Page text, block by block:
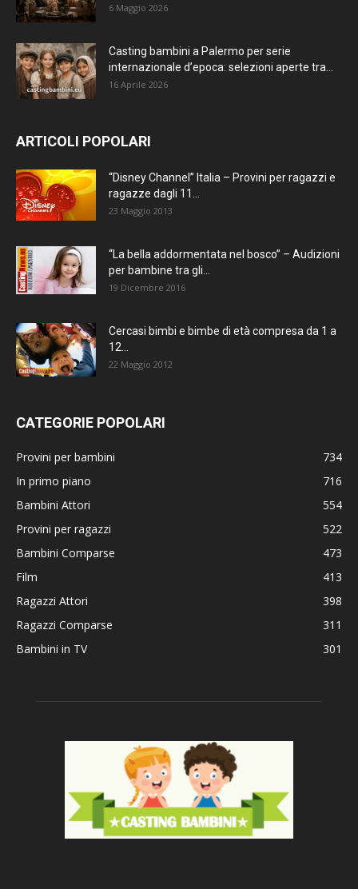
6 Maggio 2026
Casting bambini a Palermo per serie
internazionale d’epoca: selezioni aperte tra...
16 Aprile 2026
ARTICOLI POPOLARI
“Disney Channel” Italia – Provini per ragazzi e
ragazze dagli 11...
23 Maggio 2013
“La bella addormentata nel bosco” – Audizioni
per bambine tra gli...
19 Dicembre 2016
Cercasi bimbi e bimbe di età compresa da 1 a
12...
22 Maggio 2012
CATEGORIE POPOLARI
Provini per bambini
734
In primo piano
716
Bambini Attori
554
Provini per ragazzi
522
Bambini Comparse
473
Film
413
Ragazzi Attori
398
Ragazzi Comparse
311
Bambini in TV
301